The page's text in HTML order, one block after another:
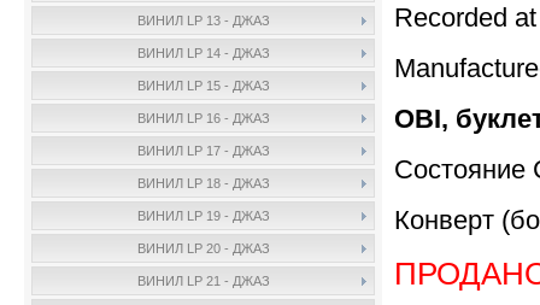
ВИНИЛ LP 13 - ДЖАЗ
ВИНИЛ LP 14 - ДЖАЗ
ВИНИЛ LP 15 - ДЖАЗ
ВИНИЛ LP 16 - ДЖАЗ
ВИНИЛ LP 17 - ДЖАЗ
ВИНИЛ LP 18 - ДЖАЗ
ВИНИЛ LP 19 - ДЖАЗ
ВИНИЛ LP 20 - ДЖАЗ
ВИНИЛ LP 21 - ДЖАЗ
Recorded
OBI,
Состояние
Конверт